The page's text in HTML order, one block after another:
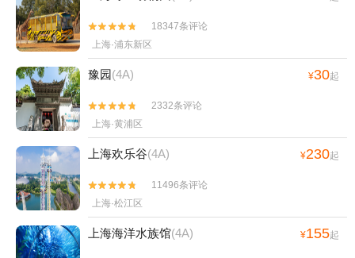


18347条评论
上海·浦东新区
豫园(4A) ¥30起


2332条评论
上海·黄浦区
上海欢乐谷(4A) ¥230起


11496条评论
上海·松江区
上海海洋水族馆(4A) ¥155起